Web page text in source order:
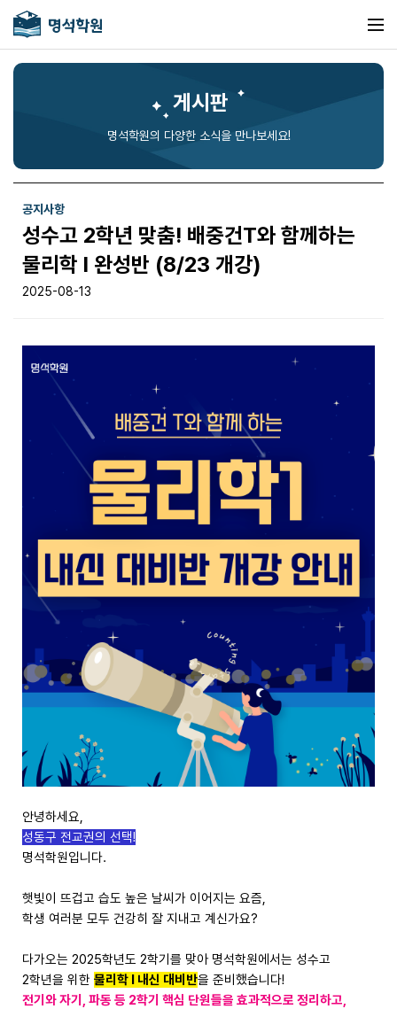
게시판
명석학원의 다양한 소식을 만나보세요!
공지사항
성수고 2학년 맞춤! 배중건T와 함께하는
물리학 I 완성반 (8/23 개강)
2025-08-13
안녕하세요,
성동구 전교권의 선택!
명석학원입니다.
햇빛이 뜨겁고 습도 높은 날씨가 이어지는 요즘,
학생 여러분 모두 건강히 잘 지내고 계신가요?
다가오는 2025학년도 2학기를 맞아 명석학원에서는 성수고
2학년을 위한 물리학 I 내신 대비반을 준비했습니다!
전기와 자기, 파동 등 2학기 핵심 단원들을 효과적으로 정리하고,